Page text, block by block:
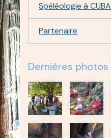
Spéléologie à CUBA
Partenaire
Dernières photos